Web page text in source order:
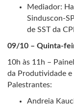
Mediador:
Sinduscon-
de SST da
09/10 – Quinta-
10h às 11h –
da Produtividade e
Palestrantes:
Andreia